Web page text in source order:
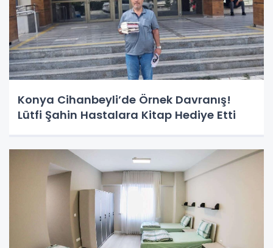
Konya Cihanbeyli’de Örnek Davranış!
Lütfi Şahin Hastalara Kitap Hediye Etti